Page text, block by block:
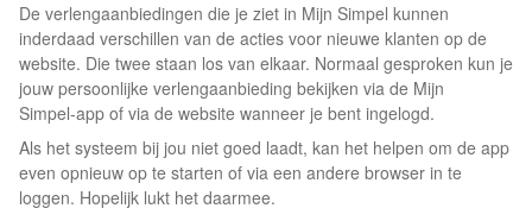
De verlengaanbiedingen die je ziet in Mijn Simpel kunnen
inderdaad verschillen van de acties voor nieuwe klanten op de
website. Die twee staan los van elkaar. Normaal gesproken kun je
jouw persoonlijke verlengaanbieding bekijken via de Mijn
Simpel‑app of via de website wanneer je bent ingelogd.
Als het systeem bij jou niet goed laadt, kan het helpen om de app
even opnieuw op te starten of via een andere browser in te
loggen. Hopelijk lukt het daarmee.